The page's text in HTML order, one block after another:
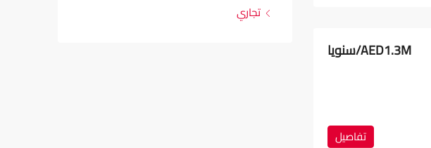
AED1.3M/سنويا
تفاصيل
تجاري